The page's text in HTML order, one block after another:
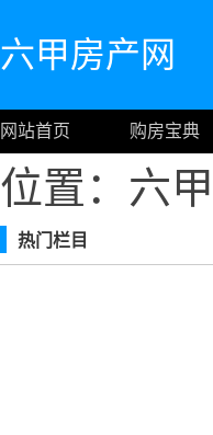
六甲房产网
网站首页 购房宝典
位置：六
热门栏目